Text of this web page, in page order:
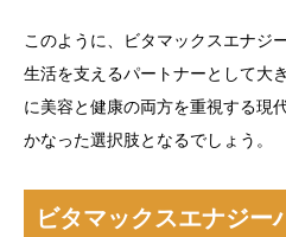
このように、ビタマックスエナジ
生活を支えるパートナーとして大
に美容と健康の両方を重視する現
かなった選択肢となるでしょう。
ビタマックスエナジー